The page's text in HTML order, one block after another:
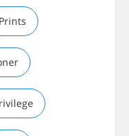
Prints